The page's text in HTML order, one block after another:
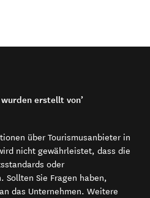
erstellt von’
über Tourismusanbieter in
nicht gewährleistet, dass die
oder
Sollten Sie Fragen haben,
das Unternehmen. Weitere